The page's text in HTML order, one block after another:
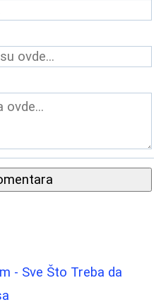
- Sve Što Treba da